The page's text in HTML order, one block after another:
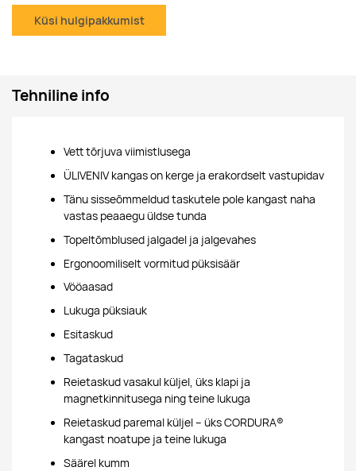
Küsi hulgipakkumist
Tehniline info
Vett tõrjuva viimistlusega
ÜLIVENIV kangas on kerge ja erakordselt vastupidav
Tänu sisseõmmeldud taskutele pole kangast naha
vastas peaaegu üldse tunda
Topeltõmblused jalgadel ja jalgevahes
Ergonoomiliselt vormitud püksisäär
Vööaasad
Lukuga püksiauk
Esitaskud
Tagataskud
Reietaskud vasakul küljel, üks klapi ja
magnetkinnitusega ning teine lukuga
Reietaskud paremal küljel – üks CORDURA®
kangast noatupe ja teine lukuga
Säärel kumm